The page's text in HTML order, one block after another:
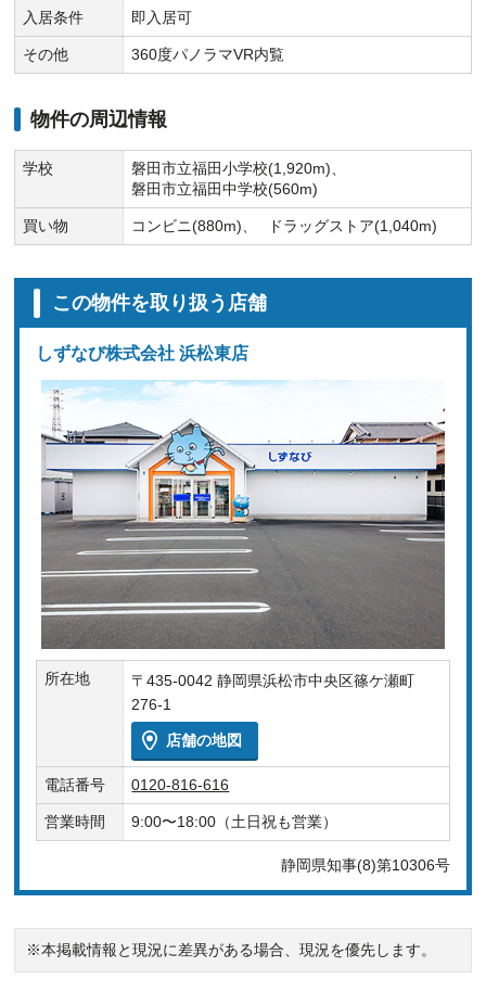
入居条件 即入居可
その他 360度パノラマVR内覧
物件の周辺情報
学校
磐田市立福田小学校(1,920m)
磐田市立福田中学校(560m)
買い物 コンビニ(880m) ドラッグストア(1,040m)
この物件を取り扱う店舗
しずなび株式会社 浜松東店
所在地
〒435-0042 静岡県浜松市中央区篠ケ瀬町
276-1
店舗の地図
電話番号 0120-816-616
営業時間 9:00〜18:00（土日祝も営業）
静岡県知事(8)第10306号
※本掲載情報と現況に差異がある場合、現況を優先します。